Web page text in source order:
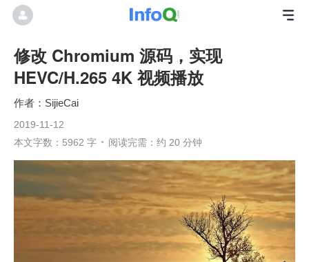
修改 Chromium 源码，实现
HEVC/H.265 4K 视频播放
SijieCai
2019-11-12
本文字数：5962 字
阅读完需：约 20 分钟